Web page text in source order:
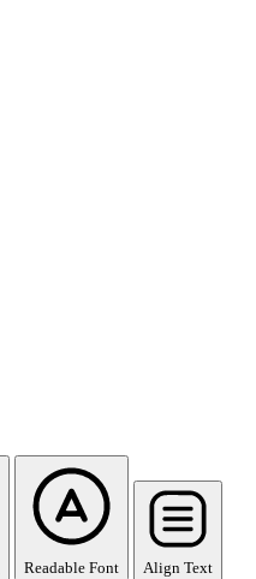
Readable Font Align Text